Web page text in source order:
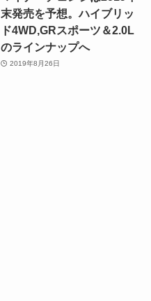
末発売を予想。ハイブリッ
ド4WD,GRスポーツ＆2.0L
のラインナップへ
2019年8月26日